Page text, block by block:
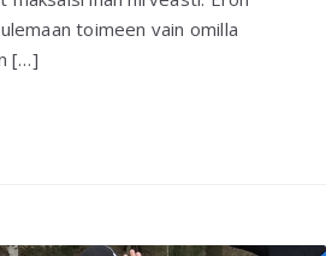
toimeen vain omilla
[…]